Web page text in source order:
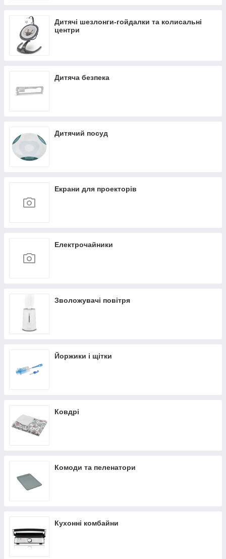
Дитячі шезлонги-гойдалки та колисальні
центри
Дитяча безпека
Дитячий посуд
Екрани для проекторів
Електрочайники
Зволожувачі повітря
Йоржики і щітки
Ковдрі
Комоди та пеленатори
Кухонні комбайни